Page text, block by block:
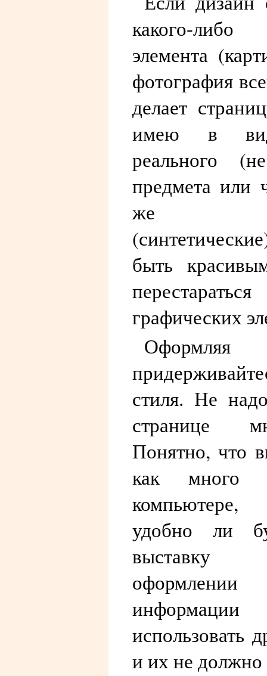
какого-
элемента
фотография
делает
имею в
реального
предмета или
же
быть
графических
стиля. Не
странице
Понятно, что
как
удобно ли
использовать
и их не должно